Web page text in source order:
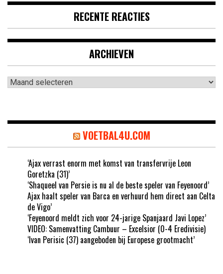
RECENTE REACTIES
ARCHIEVEN
Archieven
VOETBAL4U.COM
‘Ajax verrast enorm met komst van transfervrije Leon
Goretzka (31)’
‘Shaqueel van Persie is nu al de beste speler van Feyenoord’
Ajax haalt speler van Barca en verhuurd hem direct aan Celta
de Vigo’
‘Feyenoord meldt zich voor 24-jarige Spanjaard Javi Lopez’
VIDEO: Samenvatting Cambuur – Excelsior (0-4 Eredivisie)
‘Ivan Perisic (37) aangeboden bij Europese grootmacht’